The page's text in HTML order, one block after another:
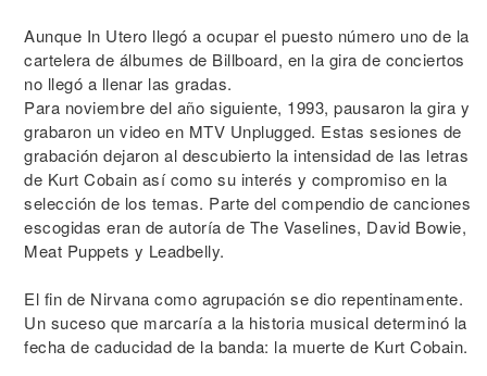
Aunque In Utero llegó a ocupar el puesto número uno de la
cartelera de álbumes de Billboard, en la gira de conciertos
no llegó a llenar las gradas.
Para noviembre del año siguiente, 1993, pausaron la gira y
grabaron un video en MTV Unplugged. Estas sesiones de
grabación dejaron al descubierto la intensidad de las letras
de Kurt Cobain así como su interés y compromiso en la
selección de los temas. Parte del compendio de canciones
escogidas eran de autoría de The Vaselines, David Bowie,
Meat Puppets y Leadbelly.
El fin de Nirvana como agrupación se dio repentinamente.
Un suceso que marcaría a la historia musical determinó la
fecha de caducidad de la banda: la muerte de Kurt Cobain.